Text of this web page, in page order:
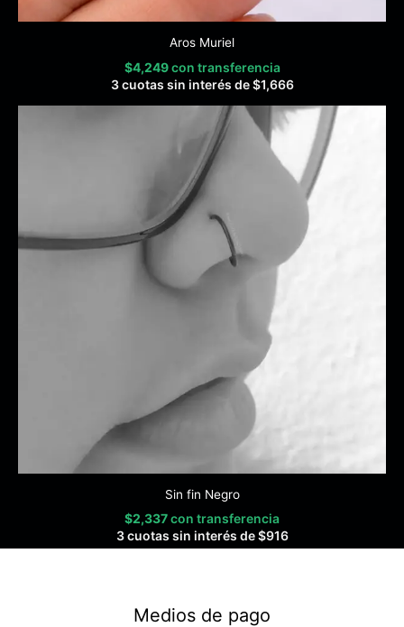
Aros Muriel
$4,249 con transferencia
3 cuotas sin interés de$1,666
Sin fin Negro
$2,337con transferencia
3 cuotas sin interés de$916
Medios de pago